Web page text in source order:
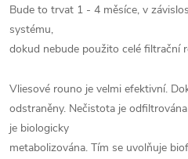
Bude to trvat 1 - 4 měsíce, v
systému,
dokud nebude použito celé filtrační
Vliesové rouno je velmi efektivní.
odstraněny. Nečistota je
je biologicky
metabolizována. Tím se uvolňuje